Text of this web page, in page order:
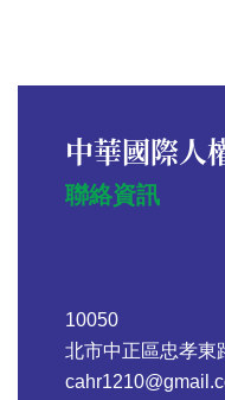
中華國際人
聯絡資訊
10050
北市中正區忠孝東